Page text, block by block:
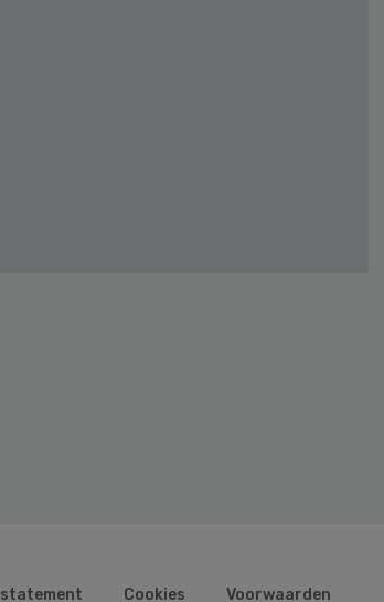
statement Cookies Voorwaarden